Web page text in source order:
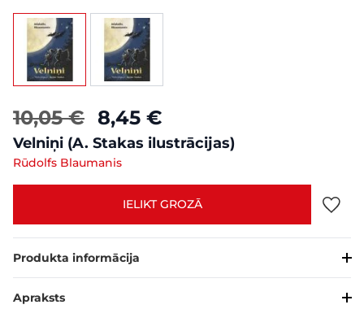
View larger imageView larger image
10,05 € 8,45 €
Velniņi (A. Stakas ilustrācijas)
Rūdolfs Blaumanis
IELIKT GROZĀ
Produkta informācija
Apraksts